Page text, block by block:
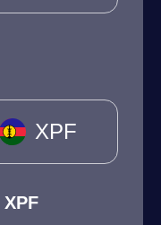
XPF
XPF